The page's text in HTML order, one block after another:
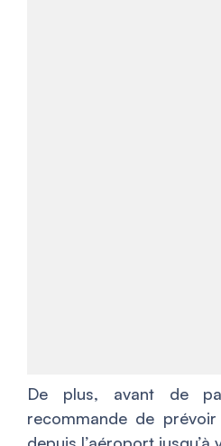
De plus, avant de
recommande de